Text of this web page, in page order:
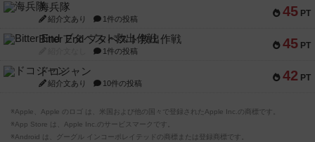
45 PT
海兵隊
紹介文あり 1件の投稿
45 PT
Bitter End ブタペスト救出作戦
1件の投稿
42 PT
ドコジャン
紹介文あり 10件の投稿
※Apple、Apple のロゴ は、米国および他の国々で登録されたApple Inc.の商標です。
※App Store は、Apple Inc.のサービスマークです。
※Android は、グーグル インコーポレイテッドの商標または登録商標です。